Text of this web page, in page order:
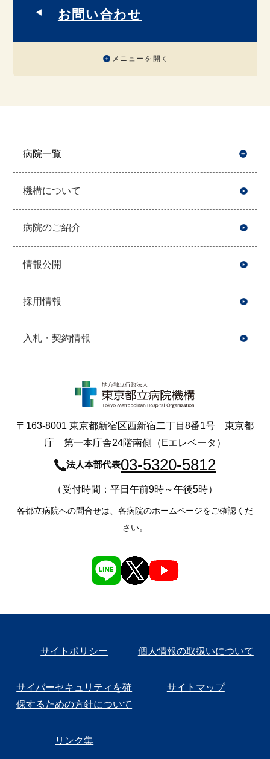
お問い合わせ
メニューを開く
病院一覧
機構について
病院のご紹介
情報公開
採用情報
入札・契約情報
〒163-8001 東京都新宿区西新宿二丁目8番1号 東京都
庁 第一本庁舎24階南側（Eエレベータ）
法人本部代表03-5320-5812
（受付時間：平日午前9時～午後5時）
各都立病院への問合せは、各病院のホームページをご確認くだ
さい。
サイトポリシー 個人情報の取扱いについて
サイバーセキュリティを確
保するための方針について
サイトマップ
リンク集